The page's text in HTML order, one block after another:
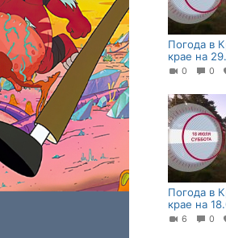
Погода в
крае на
0 0
Погода в
крае на
6 0